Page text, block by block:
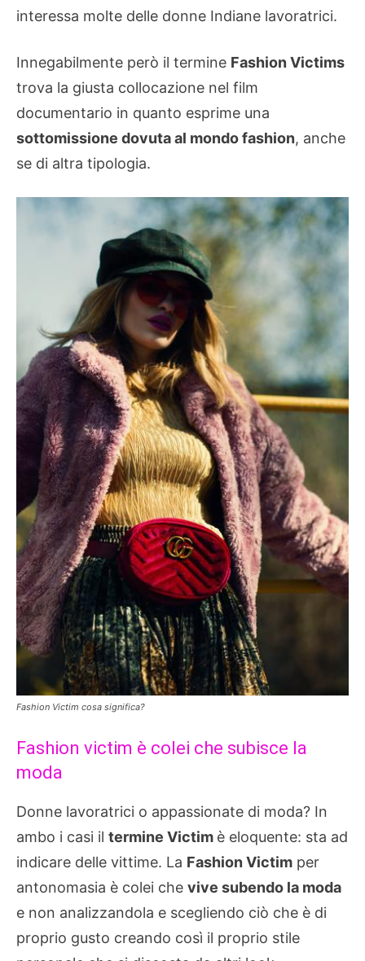
interessa molte delle donne Indiane lavoratrici.
Innegabilmente però il termine Fashion Victims
trova la giusta collocazione nel film
documentario in quanto esprime una
sottomissione dovuta al mondo fashion, anche
se di altra tipologia.
Fashion Victim cosa significa?
Fashion victim è colei che subisce la
moda
Donne lavoratrici o appassionate di moda? In
ambo i casi il termine Victim è eloquente: sta ad
indicare delle vittime. La Fashion Victim per
antonomasia è colei che vive subendo la moda
e non analizzandola e scegliendo ciò che è di
proprio gusto creando così il proprio stile